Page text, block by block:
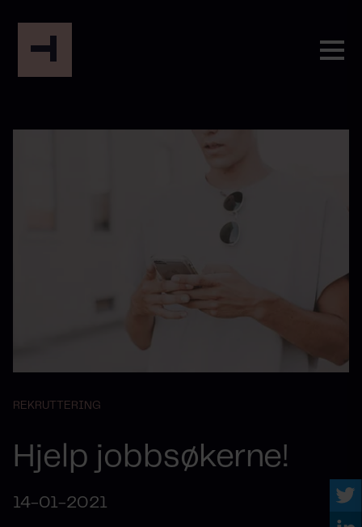
REKRUTTERING
Hjelp jobbsøkerne!
14-01-2021